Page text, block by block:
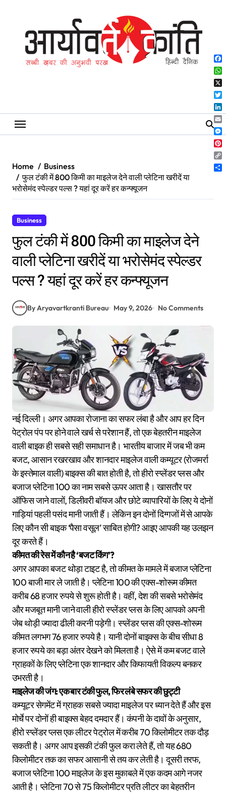
Home
Business
फुल टंकी में 800 किमी का माइलेज देने वाली प्लेटिना खरीदें या
भरोसेमंद स्पेल्डर पल्स ? यहां दूर करें हर कन्फ्यूजन
Business
फुल टंकी में 800 किमी का माइलेज देने
वाली प्लेटिना खरीदें या भरोसेमंद स्पेल्डर
पल्स ? यहां दूर करें हर कन्फ्यूजन
By Aryavartkranti Bureau May 9, 2026 No Comments
नई दिल्ली। अगर आपका रोजाना का सफर लंबा है और आप हर दिन
पेट्रोल पंप पर होने वाले खर्च से परेशान हैं, तो एक बेहतरीन माइलेज
वाली बाइक ही सबसे सही समाधान है। भारतीय बाजार में जब भी कम
बजट, आसान रखरखाव और शानदार माइलेज वाली कम्यूटर (रोजमर्रा
के इस्तेमाल वाली) बाइक्स की बात होती है, तो हीरो स्प्लेंडर प्लस और
बजाज प्लेटिना 100 का नाम सबसे ऊपर आता है। खासतौर पर
ऑफिस जाने वालों, डिलीवरी बॉयज और छोटे व्यापारियों के लिए ये दोनों
गाड़ियां पहली पसंद मानी जाती हैं। लेकिन इन दोनों दिग्गजों में से आपके
लिए कौन सी बाइक ‘पैसा वसूल’ साबित होगी? आइए आपकी यह उलझन
दूर करते हैं।
कीमत की रेस में कौन है ‘बजट किंग’?
अगर आपका बजट थोड़ा टाइट है, तो कीमत के मामले में बजाज प्लेटिना
100 बाजी मार ले जाती है। प्लेटिना 100 की एक्स-शोरूम कीमत
करीब 68 हजार रुपये से शुरू होती है। वहीं, देश की सबसे भरोसेमंद
और मजबूत मानी जाने वाली हीरो स्प्लेंडर प्लस के लिए आपको अपनी
जेब थोड़ी ज्यादा ढीली करनी पड़ेगी। स्प्लेंडर प्लस की एक्स-शोरूम
कीमत लगभग 76 हजार रुपये है। यानी दोनों बाइक्स के बीच सीधा 8
हजार रुपये का बड़ा अंतर देखने को मिलता है। ऐसे में कम बजट वाले
ग्राहकों के लिए प्लेटिना एक शानदार और किफायती विकल्प बनकर
उभरती है।
माइलेज की जंग: एक बार टंकी फुल, फिर लंबे सफर की छुट्टी
कम्यूटर सेगमेंट में ग्राहक सबसे ज्यादा माइलेज पर ध्यान देते हैं और इस
मोर्चे पर दोनों ही बाइक्स बेहद दमदार हैं। कंपनी के दावों के अनुसार,
हीरो स्प्लेंडर प्लस एक लीटर पेट्रोल में करीब 70 किलोमीटर तक दौड़
सकती है। अगर आप इसकी टंकी फुल करा लेते हैं, तो यह 680
किलोमीटर तक का सफर आसानी से तय कर लेती है। दूसरी तरफ,
बजाज प्लेटिना 100 माइलेज के इस मुकाबले में एक कदम आगे नजर
आती है। प्लेटिना 70 से 75 किलोमीटर प्रति लीटर का बेहतरीन
X